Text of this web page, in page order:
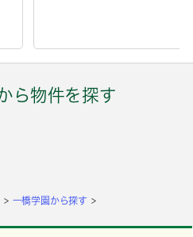
ら物件を探す
一橋学園から探す